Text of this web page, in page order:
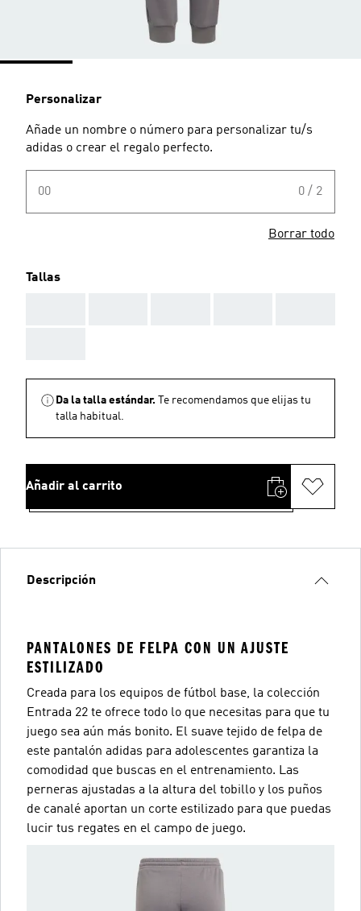
Personalizar
Añade un nombre o número para personalizar tu/s
adidas o crear el regalo perfecto.
00 0 / 2
Borrar todo
Tallas
Da la talla estándar.
Te recomendamos que elijas tu
talla habitual.
Añadir al carrito
Descripción
PANTALONES DE FELPA CON UN AJUSTE
ESTILIZADO
Creada para los equipos de fútbol base, la colección
Entrada 22 te ofrece todo lo que necesitas para que tu
juego sea aún más bonito. El suave tejido de felpa de
este pantalón adidas para adolescentes garantiza la
comodidad que buscas en el entrenamiento. Las
perneras ajustadas a la altura del tobillo y los puños
de canalé aportan un corte estilizado para que puedas
lucir tus regates en el campo de juego.